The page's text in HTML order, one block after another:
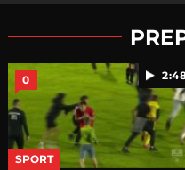
0
SPORT